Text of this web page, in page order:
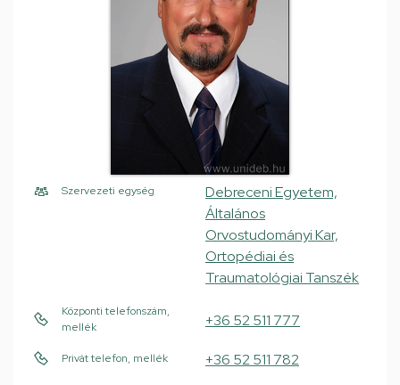
Szervezeti egység
Debreceni Egyetem,
Általános
Orvostudományi Kar,
Ortopédiai és
Traumatológiai Tanszék
Központi telefonszám,
mellék
+36 52 511 777
Privát telefon, mellék +36 52 511 782